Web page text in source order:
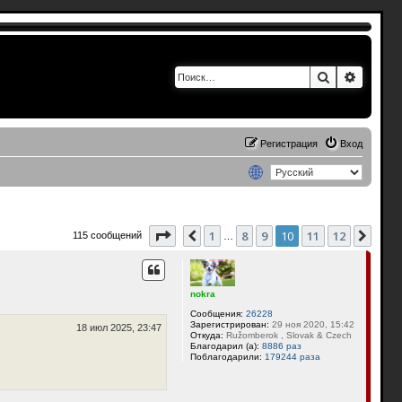
Поиск
Вход
Регистрация
115 сообщений Страница 10из12
Пред.
1 8 9 10 11 12
nokra
Сообщения: 26228
Зарегистрирован: 29 ноя 2020, 15:42
Откуда: Ružomberok , Slovak & Czech
Благодарил (а): 8886 раз
Поблагодарили: 179244 раза
18 июл 2025, 23:47